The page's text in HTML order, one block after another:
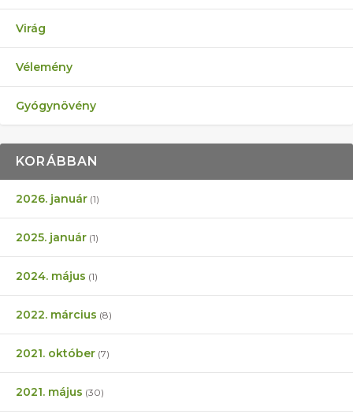
Virág
Vélemény
Gyógynövény
KORÁBBAN
2026. január (1)
2025. január (1)
2024. május (1)
2022. március (8)
2021. október (7)
2021. május (30)